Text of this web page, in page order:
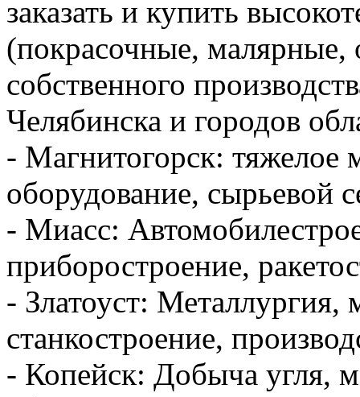
заказать и купить
(покрасочные,
собственного
Челябинска и городов
- Магнитогорск: тяжелое
оборудование, сырьевой
- Миасс:
приборостроение,
- Златоуст:
станкостроение,
- Копейск: Добыча угля,